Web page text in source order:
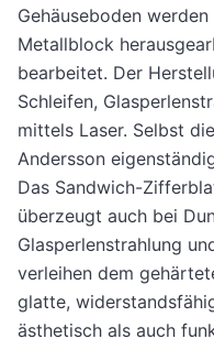
Gehäuseboden
Metallblock
bearbeitet. Der
Schleifen,
mittels Laser. Selbst
Andersson
Das Sandwich-
überzeugt auch bei
Glasperlenstrahlung
verleihen dem
glatte,
ästhetisch als auch